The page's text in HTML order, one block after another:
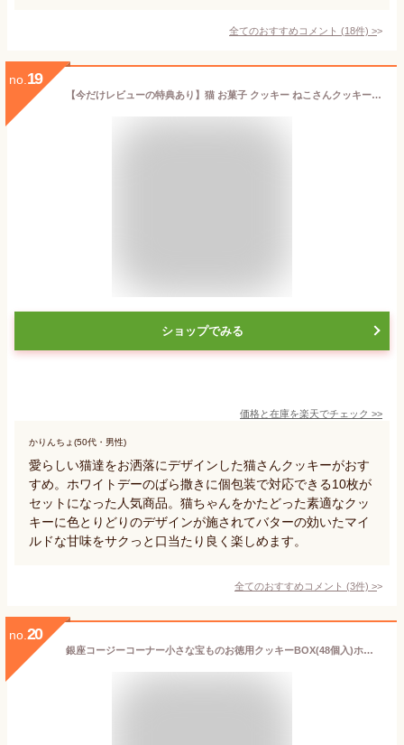
全てのおすすめコメント (18件) >
no. 19
【今だけレビューの特典あり】猫 お菓子 クッキー ねこさんクッキー ( 10枚入 ) 個包装 ミント 猫 ねこ ネコ キャット 三毛猫 ハチワレ 茶縞 黒縞 クロネコ 動物 アニマル かわいい neconeco クッキー お菓子 焼き菓子 詰め合わせ グッズ プレゼント ギフト 2023
ショップでみる
価格と在庫を楽天でチェック >>
かりんちょ(50代・男性)
愛らしい猫達をお洒落にデザインした猫さんクッキーがおす
すめ。ホワイトデーのばら撒きに個包装で対応できる10枚が
セットになった人気商品。猫ちゃんをかたどった素適なクッ
キーに色とりどりのデザインが施されてバターの効いたマイ
ルドな甘味をサクっと口当たり良く楽しめます。
全てのおすすめコメント (3件) >
no. 20
銀座コージーコーナー小さな宝ものお徳用クッキーBOX(48個入)ホワイトデー お返し お菓子 お得 クッキー 個包装 大量 美味しい クッキー 詰め合わせ 大容量 お買い得 ご自宅用 おやつ お茶請け お試し プチギフト 配る ご挨拶 結婚式 二次会 大人数